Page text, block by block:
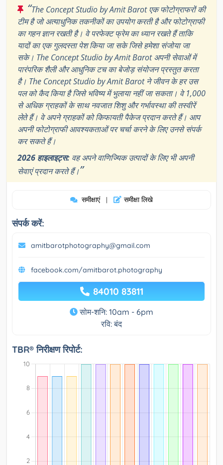
“The Concept Studio by Amit Barot एक फोटोग्राफरों की
टीम है जो अत्याधुनिक तकनीकों का उपयोग करती है और फोटोग्राफी
का गहन ज्ञान रखती है। वे परफेक्ट फ्रेम का ध्यान रखते हैं ताकि
यादों का एक गुलदस्ता पेश किया जा सके जिसे हमेशा संजोया जा
सके। The Concept Studio by Amit Barot अपनी सेवाओं में
पारंपरिक शैली और आधुनिक टच का बेजोड़ संयोजन प्रस्तुत करता
है। The Concept Studio by Amit Barot ने जीवन के हर उस
पल को कैद किया है जिसे भविष्य में भुलाया नहीं जा सकता। वे 1,000
से अधिक ग्राहकों के साथ नवजात शिशु और गर्भावस्था की तस्वीरें
लेते हैं। वे अपने ग्राहकों को किफायती पैकेज प्रदान करते हैं। आप
अपनी फोटोग्राफी आवश्यकताओं पर चर्चा करने के लिए उनसे संपर्क
कर सकते हैं।
2026 हाइलाइट्स: वह अपने वाणिज्यिक उत्पादों के लिए भी अपनी
सेवाएं प्रदान करते हैं।”
समीक्षाएं | समीक्षा लिखे
संपर्क करें:
amitbarotphotography@gmail.com
facebook.com/amitbarot.photography
84010 83811
सोम-शनि: 10am - 6pm
रवि: बंद
TBR® निरीक्षण रिपोर्ट: